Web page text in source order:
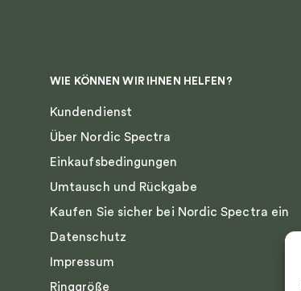
WIE KÖNNEN WIR IHNEN HELFEN?
Kundendienst
Über Nordic Spectra
Einkaufsbedingungen
Umtausch und Rückgabe
Kaufen Sie sicher bei Nordic Spectra ein
Datenschutz
Impressum
Ringgröße